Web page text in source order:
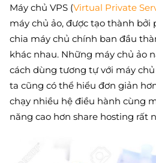
Máy chủ VPS (Virtual Private
máy chủ ảo, được tạo thành bởi
chia máy chủ chính ban đầu
khác nhau. Những máy chủ ảo
cách dùng tương tự với máy
ta cũng có thể hiểu đơn giản
chạy nhiều hệ điều hành cùng
năng cao hơn share hosting rất